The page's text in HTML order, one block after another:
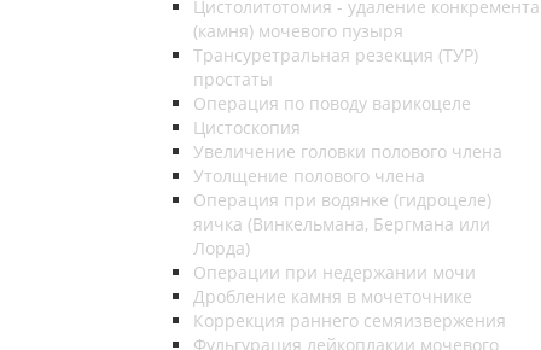
Цистолитотомия - удаление конкремента
(камня) мочевого пузыря
Трансуретральная резекция (ТУР)
простаты
Операция по поводу варикоцеле
Цистоскопия
Увеличение головки полового члена
Утолщение полового члена
Операция при водянке (гидроцеле)
яичка (Винкельмана, Бергмана или
Лорда)
Операции при недержании мочи
Дробление камня в мочеточнике
Коррекция раннего семяизвержения
Фульгурация лейкоплакии мочевого